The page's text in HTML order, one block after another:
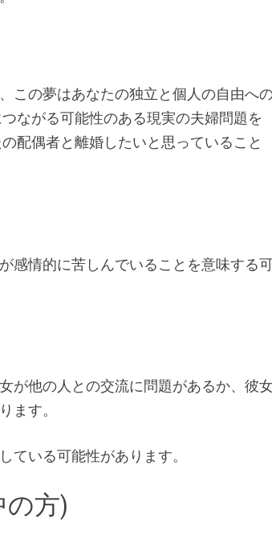
この夢はあなたの独立と個人の自由へ
ながる可能性のある現実の夫婦問題を
配偶者と離婚したいと思っていること
感情的に苦しんでいることを意味する
が他の人との交流に問題があるか、彼
ます。
ている可能性があります。
方)